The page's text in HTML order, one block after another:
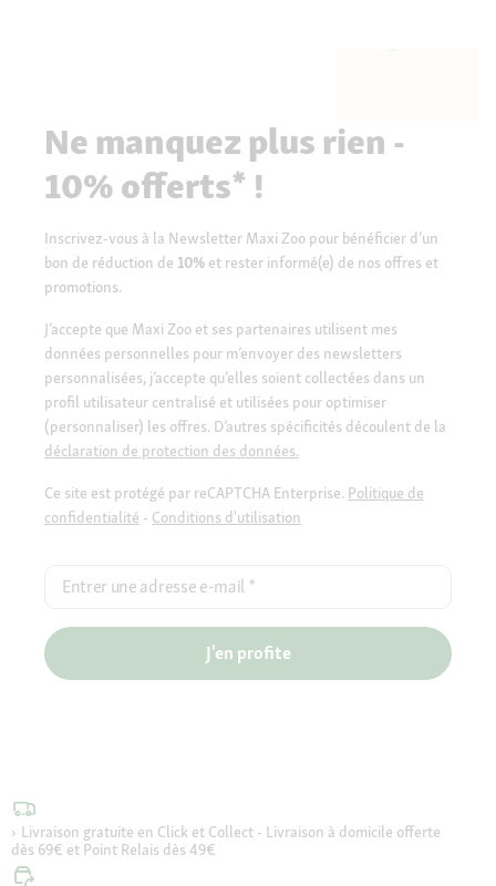
Ne manquez plus rien -
10% offerts* !
Inscrivez-vous à la Newsletter Maxi Zoo pour bénéficier d’un
bon de réduction de 10% et rester informé(e) de nos offres et
promotions.
J’accepte que Maxi Zoo et ses partenaires utilisent mes
données personnelles pour m’envoyer des newsletters
personnalisées, j’accepte qu’elles soient collectées dans un
profil utilisateur centralisé et utilisées pour optimiser
(personnaliser) les offres. D’autres spécificités découlent de la
déclaration de protection des données.
Ce site est protégé par reCAPTCHA Enterprise. Politique de
confidentialité - Conditions d'utilisation
Entrer une adresse e-mail *
J'en profite
Livraison gratuite en Click et Collect - Livraison à domicile offerte
dès 69€ et Point Relais dès 49€